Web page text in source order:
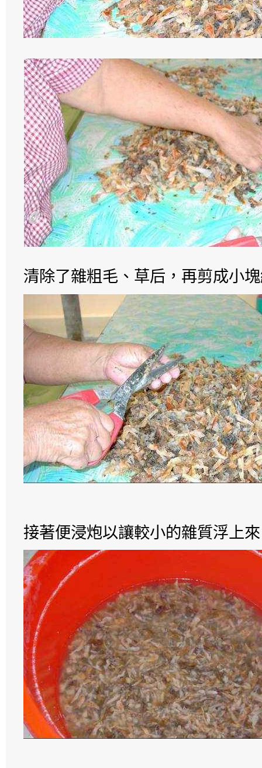
清除了雜粗毛、草后，再剪成小
接著便浸炮以讓較小的雜質浮上來